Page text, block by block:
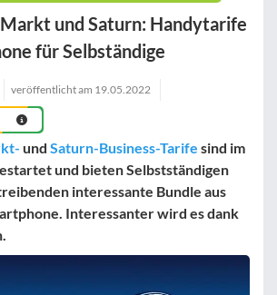
und Saturn: Handytarife
für Selbständige
veröffentlicht am 19.05.2022
und Saturn-Business-Tarife sind im
und bieten Selbstständigen
interessante Bundle aus
Interessanter wird es dank